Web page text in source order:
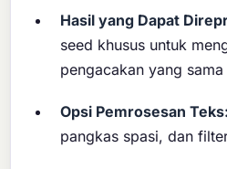
Hasil yang Dapat
seed khusus untuk
pengacakan yang
Opsi Pemrosesan Teks:
pangkas spasi, dan